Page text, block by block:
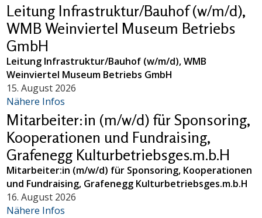
Leitung Infrastruktur/Bauhof (w/m/d),
WMB Weinviertel Museum Betriebs
GmbH
Leitung Infrastruktur/Bauhof (w/m/d), WMB
Weinviertel Museum Betriebs GmbH
15. August 2026
Nähere Infos
Mitarbeiter:in (m/w/d) für Sponsoring,
Kooperationen und Fundraising,
Grafenegg Kulturbetriebsges.m.b.H
Mitarbeiter:in (m/w/d) für Sponsoring, Kooperationen
und Fundraising, Grafenegg Kulturbetriebsges.m.b.H
16. August 2026
Nähere Infos